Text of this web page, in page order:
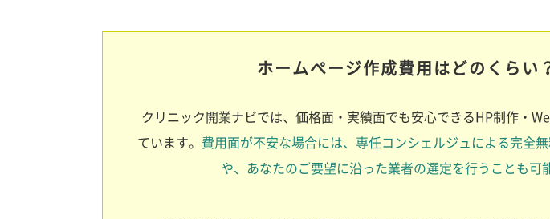
ホームぺージ作成費用はどのくらい
クリニック開業ナビでは、価格面・実績面でも安心できるHP制作・
ています。 費用面が不安な場合には、専任コンシェルジュによる完全
や、あなたのご要望に沿った業者の選定を行うことも可